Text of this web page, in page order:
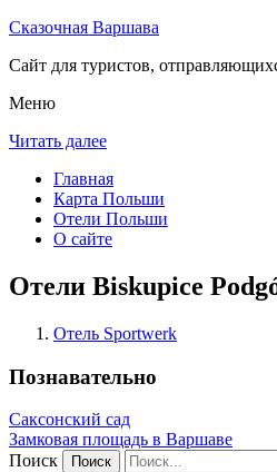
Сказочная Варшава
Сайт для туристов,
Меню
Читать далее
Главная
Карта Польши
Отели Польши
О сайте
Отели Biskupice
Отель Sportwerk
Познавательно
Саксонский сад
Замковая площадь в Варшаве
Поиск